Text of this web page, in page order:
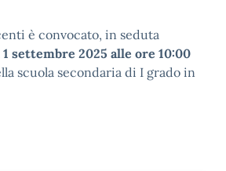
è convocato, in seduta
settembre 2025 alle ore 10:00
scuola secondaria di I grado in